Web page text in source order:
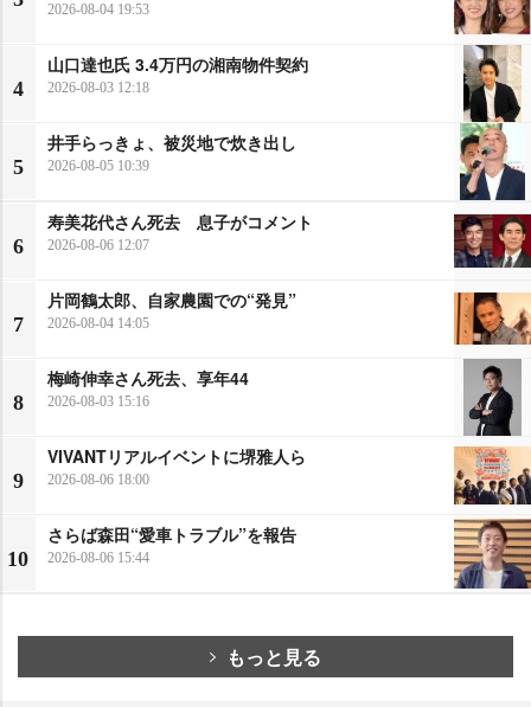
2026-08-04 19:53
4
山口達也氏 3.4万円の湘南物件契約
2026-08-03 12:18
5
井手らっきょ、被災地で炊き出し
2026-08-05 10:39
6
寿美花代さん死去 息子がコメント
2026-08-06 12:07
7
片岡鶴太郎、自家農園での“発見”
2026-08-04 14:05
8
梅崎伸幸さん死去、享年44
2026-08-03 15:16
9
VIVANTリアルイベントに堺雅人ら
2026-08-06 18:00
10
さらば森田“愛車トラブル”を報告
2026-08-06 15:44
もっと見る